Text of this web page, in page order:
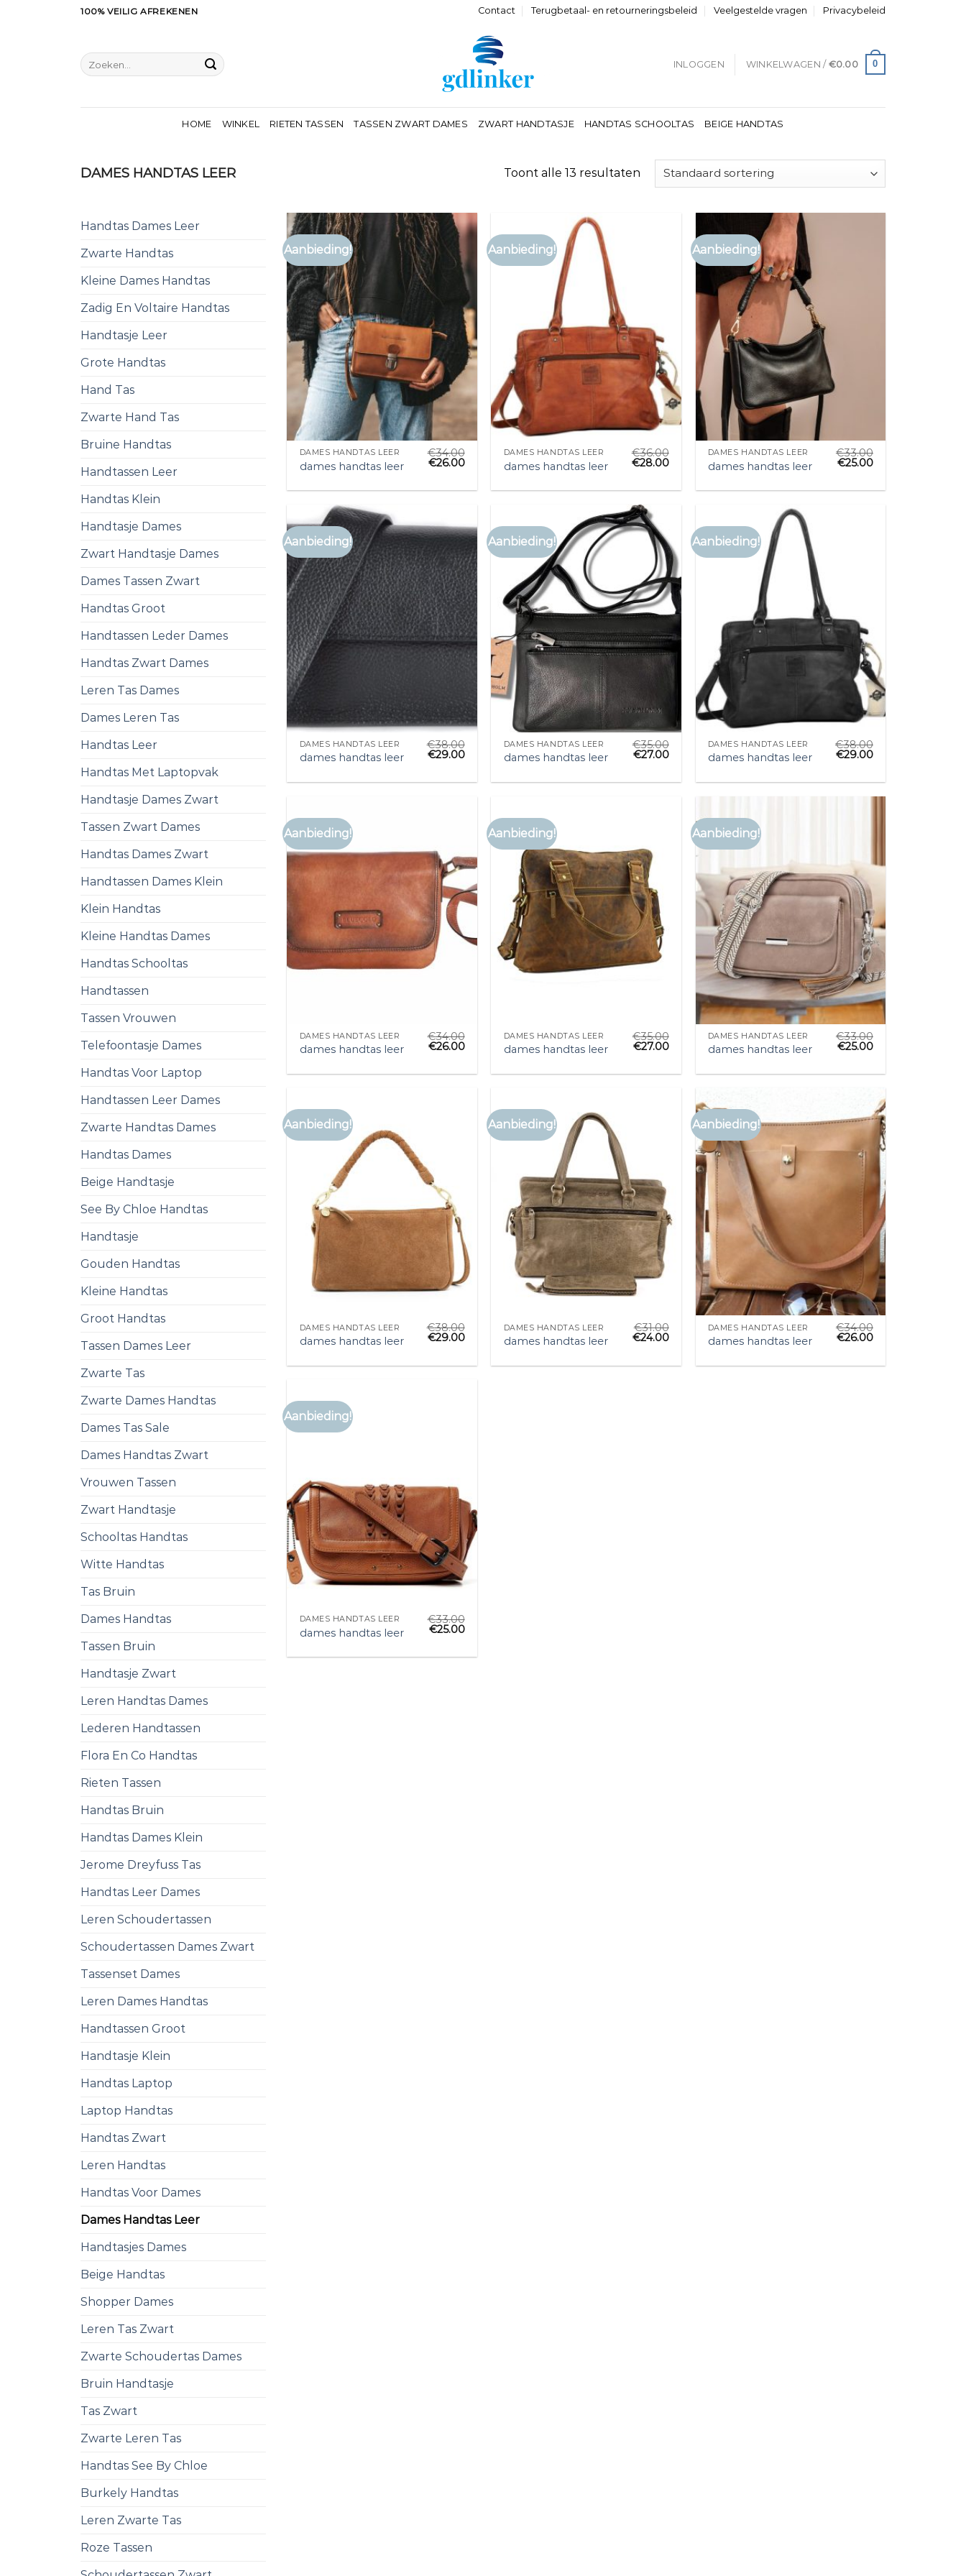
100% VEILIG AFREKENEN Contact Terugbetaal- en retourneringsbeleid Veelgestelde vragen Privacybeleid
Zoeken
naar:
INLOGGEN WINKELWAGEN / €0.00 0
HOME WINKEL RIETEN TASSEN TASSEN ZWART DAMES ZWART HANDTASJE HANDTAS SCHOOLTAS BEIGE HANDTAS
DAMES HANDTAS LEER Toont alle 13 resultaten
Handtas Dames Leer
Zwarte Handtas
Kleine Dames Handtas
Zadig En Voltaire Handtas
Handtasje Leer
Grote Handtas
Hand Tas
Zwarte Hand Tas
Bruine Handtas
Handtassen Leer
Handtas Klein
Handtasje Dames
Zwart Handtasje Dames
Dames Tassen Zwart
Handtas Groot
Handtassen Leder Dames
Handtas Zwart Dames
Leren Tas Dames
Dames Leren Tas
Handtas Leer
Handtas Met Laptopvak
Handtasje Dames Zwart
Tassen Zwart Dames
Handtas Dames Zwart
Handtassen Dames Klein
Klein Handtas
Kleine Handtas Dames
Handtas Schooltas
Handtassen
Tassen Vrouwen
Telefoontasje Dames
Handtas Voor Laptop
Handtassen Leer Dames
Zwarte Handtas Dames
Handtas Dames
Beige Handtasje
See By Chloe Handtas
Handtasje
Gouden Handtas
Kleine Handtas
Groot Handtas
Tassen Dames Leer
Zwarte Tas
Zwarte Dames Handtas
Dames Tas Sale
Dames Handtas Zwart
Vrouwen Tassen
Zwart Handtasje
Schooltas Handtas
Witte Handtas
Tas Bruin
Dames Handtas
Tassen Bruin
Handtasje Zwart
Leren Handtas Dames
Lederen Handtassen
Flora En Co Handtas
Rieten Tassen
Handtas Bruin
Handtas Dames Klein
Jerome Dreyfuss Tas
Handtas Leer Dames
Leren Schoudertassen
Schoudertassen Dames Zwart
Tassenset Dames
Leren Dames Handtas
Handtassen Groot
Handtasje Klein
Handtas Laptop
Laptop Handtas
Handtas Zwart
Leren Handtas
Handtas Voor Dames
Dames Handtas Leer
Handtasjes Dames
Beige Handtas
Shopper Dames
Leren Tas Zwart
Zwarte Schoudertas Dames
Bruin Handtasje
Tas Zwart
Zwarte Leren Tas
Handtas See By Chloe
Burkely Handtas
Leren Zwarte Tas
Roze Tassen
Aanbieding!
DAMES HANDTAS LEER
dames handtas leer
€34.00
€26.00
Aanbieding!
DAMES HANDTAS LEER
dames handtas leer
€36.00
€28.00
Aanbieding!
DAMES HANDTAS LEER
dames handtas leer
€33.00
€25.00
Aanbieding!
DAMES HANDTAS LEER
dames handtas leer
€38.00
€29.00
Aanbieding!
DAMES HANDTAS LEER
dames handtas leer
€35.00
€27.00
Aanbieding!
DAMES HANDTAS LEER
dames handtas leer
€38.00
€29.00
Aanbieding!
DAMES HANDTAS LEER
dames handtas leer
€34.00
€26.00
Aanbieding!
DAMES HANDTAS LEER
dames handtas leer
€35.00
€27.00
Aanbieding!
DAMES HANDTAS LEER
dames handtas leer
€33.00
€25.00
Aanbieding!
DAMES HANDTAS LEER
dames handtas leer
€38.00
€29.00
Aanbieding!
DAMES HANDTAS LEER
dames handtas leer
€31.00
€24.00
Aanbieding!
DAMES HANDTAS LEER
dames handtas leer
€34.00
€26.00
Aanbieding!
DAMES HANDTAS LEER
dames handtas leer
€33.00
€25.00